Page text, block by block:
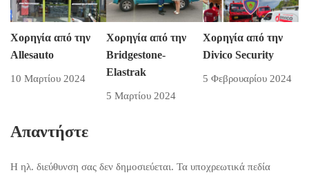
Χορηγία από την
Allesauto
10 Μαρτίου 2024
Χορηγία από την
Bridgestone-
Elastrak
5 Μαρτίου 2024
Χορηγία από την
Divico Security
5 Φεβρουαρίου 2024
Απαντήστε
Η ηλ. διεύθυνση σας δεν δημοσιεύεται. Τα υποχρεωτικά πεδία